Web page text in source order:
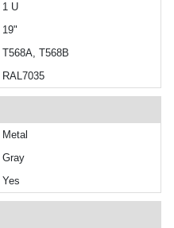
1 U
19"
T568A, T568B
RAL7035
Metal
Gray
Yes